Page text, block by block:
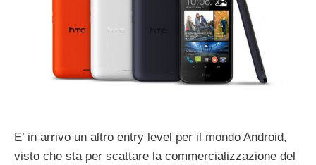
E’ in arrivo un altro entry level per il mondo Android,
visto che sta per scattare la commercializzazione del